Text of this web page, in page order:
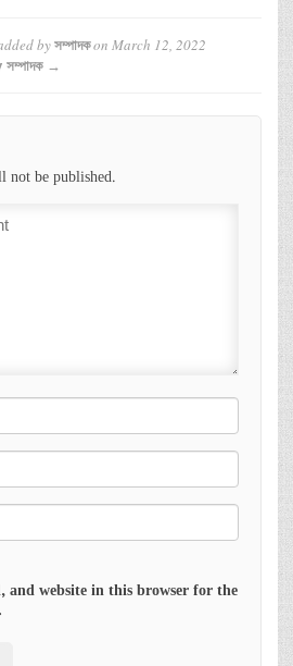
by সম্পাদকon March 12, 2022
→
not be published.
and website in this browser for the